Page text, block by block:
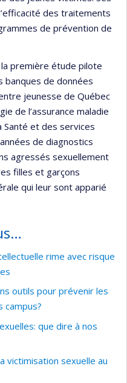
des traitements
de prévention de
première étude pilote
banques de données
jeunesse de Québec
de l’assurance maladie
Santé et des services
de diagnostics
agressés sexuellement
filles et garçons
qui leur sont apparié
rime avec risque
outils pour prévenir les
campus?
que dire à nos
victimisation sexuelle au